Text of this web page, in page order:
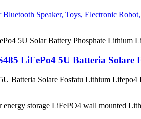
LiFePo4 5U Batteria
Batteria Solare Fosfatu Lithium Lifepo4